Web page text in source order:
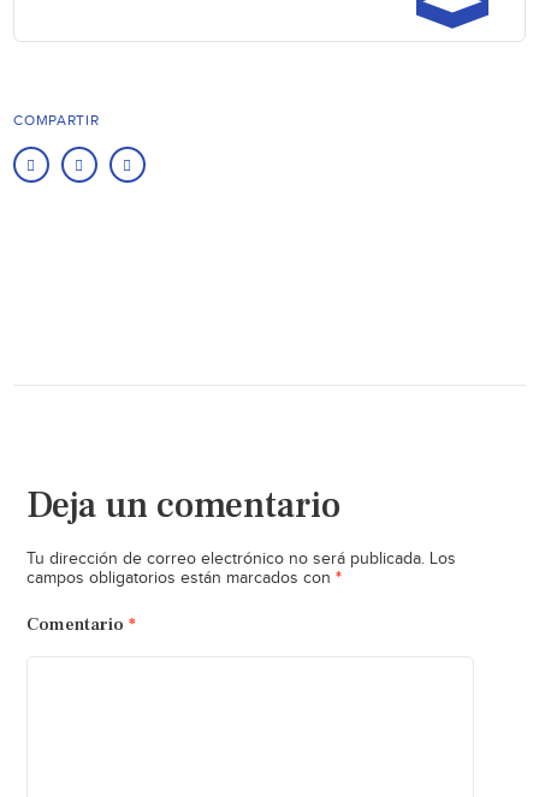
COMPARTIR
Deja un comentario
Tu dirección de correo electrónico no será publicada. Los
campos obligatorios están marcados con *
Comentario *